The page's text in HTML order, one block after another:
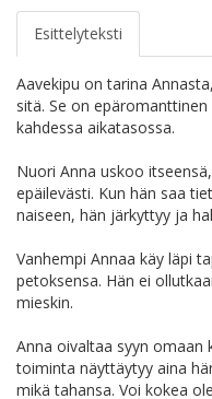
Esittelyteksti
Aavekipu on tarina
sitä. Se on
kahdessa aikatasossa.
Nuori Anna uskoo
epäilevästi. Kun hän saa
naiseen, hän järkyttyy ja
Vanhempi Annaa käy läpi
petoksensa. Hän ei
mieskin.
Anna oivaltaa syyn omaan
toiminta näyttäytyy aina
mikä tahansa. Voi kokea